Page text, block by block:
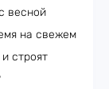
весной
на свежем
строят